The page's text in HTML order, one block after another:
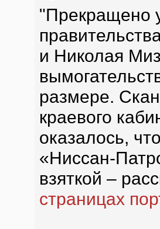
"Прекращено
и Николая
размере.
краевого
оказалось,
«Ниссан-
взяткой –
страницах